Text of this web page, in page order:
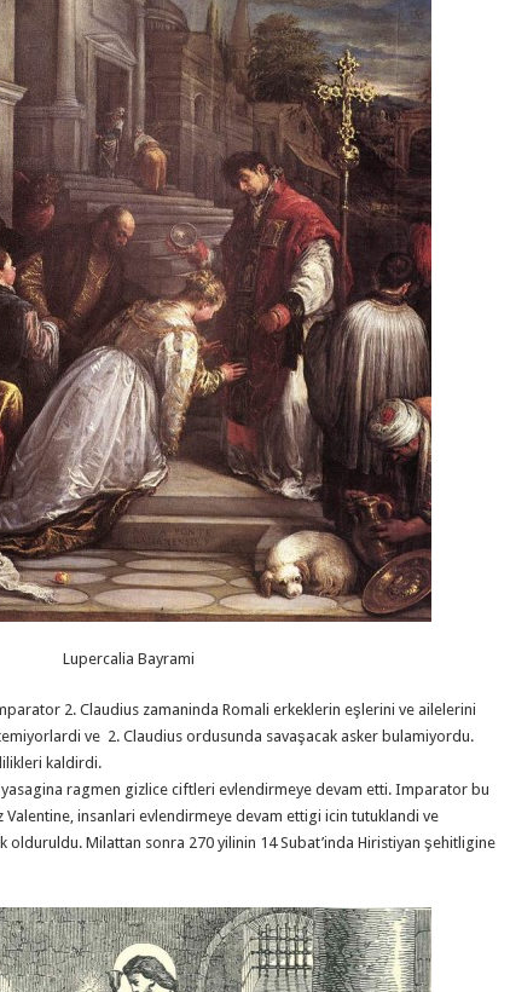
Lupercalia Bayrami
2. Claudius zamaninda Romali erkeklerin eşlerini ve ailelerini
ve 2. Claudius ordusunda savaşacak asker bulamiyordu.
kaldirdi.
yasagina ragmen gizlice ciftleri evlendirmeye devam etti. Imparator bu
insanlari evlendirmeye devam ettigi icin tutuklandi ve
Milattan sonra 270 yilinin 14 Subat’inda Hiristiyan şehitligine